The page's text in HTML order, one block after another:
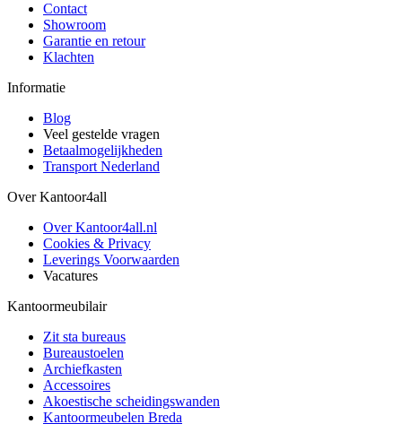
Contact
Showroom
Garantie en retour
Klachten
Informatie
Blog
Veel gestelde vragen
Betaalmogelijkheden
Transport Nederland
Over Kantoor4all
Over Kantoor4all.nl
Cookies & Privacy
Leverings Voorwaarden
Vacatures
Kantoormeubilair
Zit sta bureaus
Bureaustoelen
Archiefkasten
Accessoires
Akoestische scheidingswanden
Kantoormeubelen Breda